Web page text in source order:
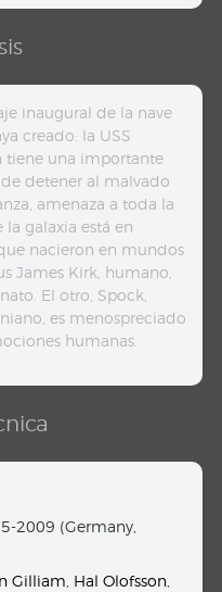
inaugural de la nave
creado: la USS
tiene una importante
detener al malvado
amenaza a toda la
galaxia está en
nacieron en mundos
James Kirk, humano,
El otro, Spock,
es menospreciado
humanas.
2009 (Germany,
Gilliam Hal Olofsson